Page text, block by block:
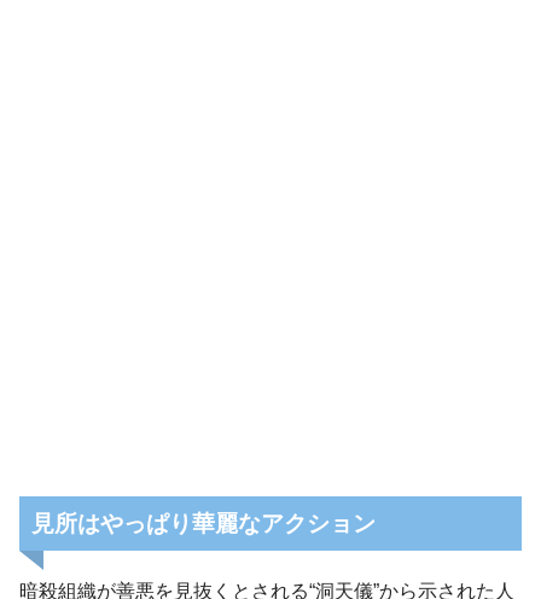
見所はやっぱり華麗なアクション
暗殺組織が善悪を見抜くとされる“洞天儀”から示された人